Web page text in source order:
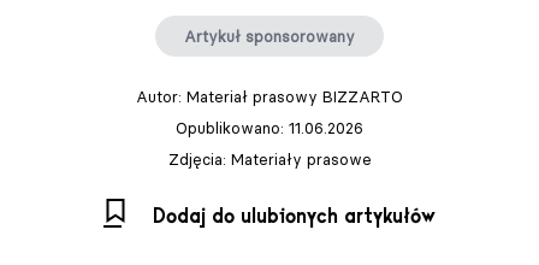
Artykuł sponsorowany
Autor: Materiał prasowy BIZZARTO
Opublikowano: 11.06.2026
Zdjęcia: Materiały prasowe
Dodaj do ulubionych artykułów